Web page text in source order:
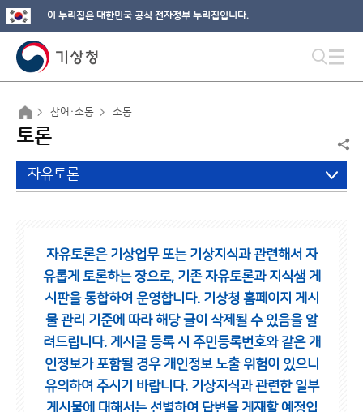
이 누리집은 대한민국 공식 전자정부 누리집입니다.
참여·소통 소통
토론
자유토론
자유토론은 기상업무 또는 기상지식과 관련해서 자
유롭게 토론하는 장으로, 기존 자유토론과 지식샘 게
시판을 통합하여 운영합니다. 기상청 홈페이지 게시
물 관리 기준에 따라 해당 글이 삭제될 수 있음을 알
려드립니다. 게시글 등록 시 주민등록번호와 같은 개
인정보가 포함될 경우 개인정보 노출 위험이 있으니
유의하여 주시기 바랍니다. 기상지식과 관련한 일부
게시물에 대해서는 선별하여 답변을 게재할 예정입